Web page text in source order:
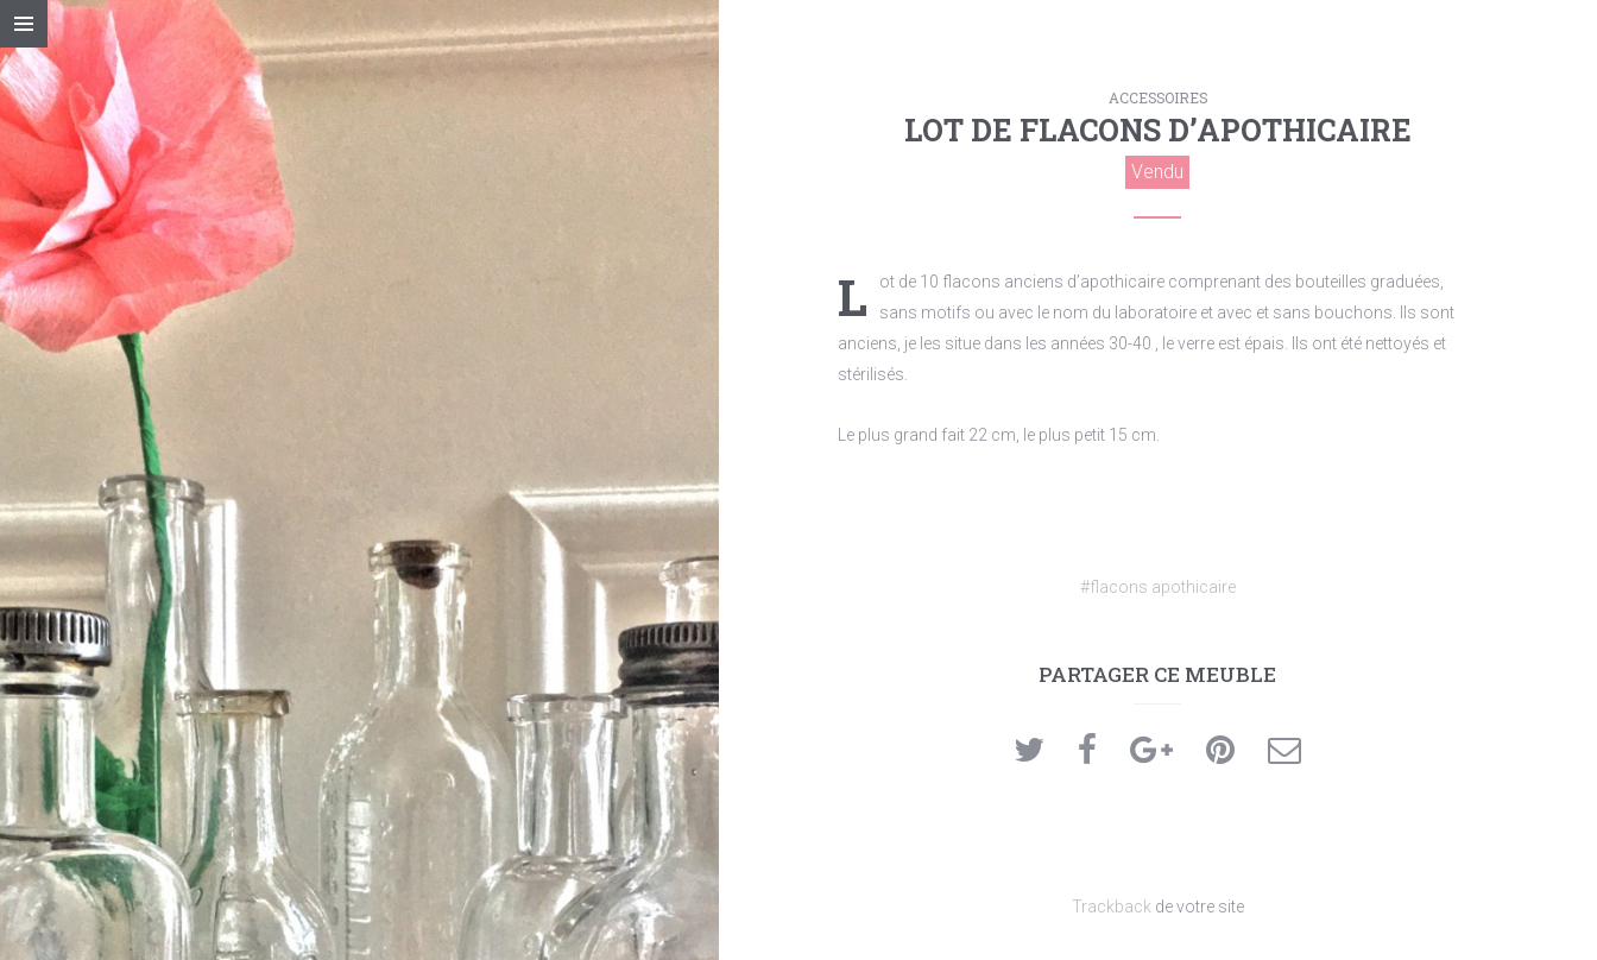
ACCESSOIRES
LOT DE FLACONS D’APOTHICAIRE
Vendu
L
ot de 10 flacons anciens d’apothicaire comprenant des bouteilles graduées,
sans motifs ou avec le nom du laboratoire et avec et sans bouchons. Ils sont
anciens, je les situe dans les années 30-40 , le verre est épais. Ils ont été nettoyés et
stérilisés.
Le plus grand fait 22 cm, le plus petit 15 cm.
#flacons apothicaire
PARTAGER CE MEUBLE
Trackback de votre site